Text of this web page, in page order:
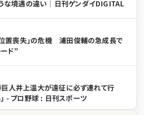
な境遇の違い｜日刊ゲンダイDIGITAL
置喪失」の危機 浦田俊輔の急成長で
ド”
巨人井上温大が遠征に必ず連れて行
- プロ野球 : 日刊スポーツ